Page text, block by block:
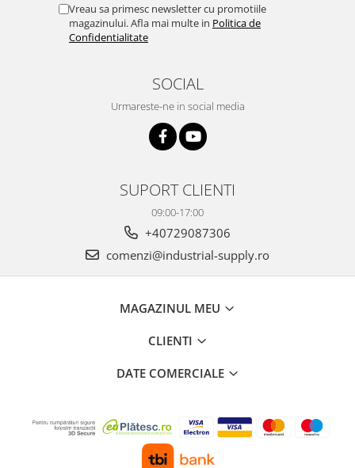
Vreau sa primesc newsletter cu promotiile
magazinului. Afla mai multe in Politica de
Confidentialitate
SOCIAL
Urmareste-ne in social media
SUPORT CLIENTI
09:00-17:00
+40729087306
comenzi@industrial-supply.ro
MAGAZINUL MEU
CLIENTI
DATE COMERCIALE